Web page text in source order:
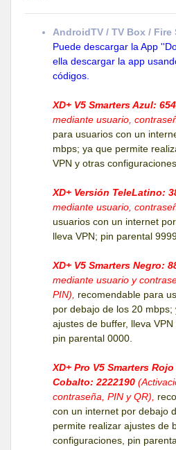
AndroidTV / TV Box / Fire
Puede descargar la App
ella descargar la app
códigos.
XD+ V5 Smarters Azul:
mediante usuario,
para usuarios con un
mbps; ya que permite
VPN y otras
XD+ Versión TeleLatino:
mediante usuario,
usuarios con un internet
lleva VPN; pin parental
XD+ V5 Smarters Negro:
mediante usuario y
PIN), recomendable para
por debajo de los 20
ajustes de buffer, lleva
pin parental 0000.
XD+ Pro V5 Smarters
Cobalto: 2222190
contraseña, PIN y QR),
con un internet por debajo
permite realizar ajustes de
configuraciones, pin